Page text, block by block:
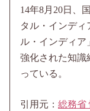
14年8月20日、
タル・インディ
ル・インディア
強化された知識
っている。
引用元：総務省